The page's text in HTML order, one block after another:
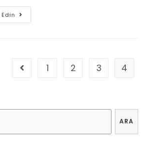
Gebze
En
Go to the previous page
1 2 3 4
ARA